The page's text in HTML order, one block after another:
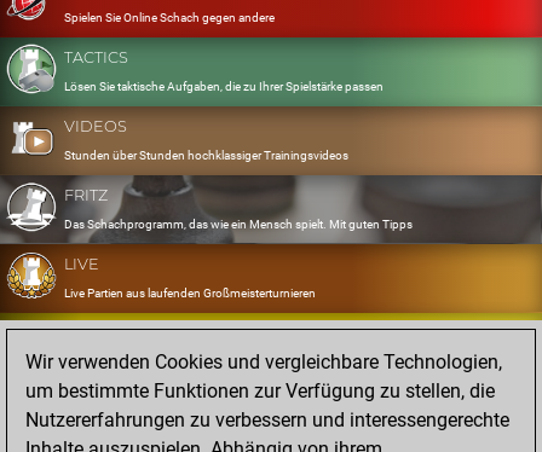
Spielen Sie Online Schach gegen andere
TACTICS
Lösen Sie taktische Aufgaben, die zu Ihrer Spielstärke passen
VIDEOS
Stunden über Stunden hochklassiger Trainingsvideos
FRITZ
Das Schachprogramm, das wie ein Mensch spielt. Mit guten Tipps
LIVE
Live Partien aus laufenden Großmeisterturnieren
OPENINGS
Erfassen und Üben Sie Ihr Eröffnungsrepertoire
DATABASE
Acht Millionen starke Partien
Wir verwenden Cookies und vergleichbare Technologien,
um bestimmte Funktionen zur Verfügung zu stellen, die
Nutzererfahrungen zu verbessern und interessengerechte